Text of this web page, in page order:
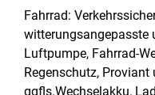
Fahrrad:
witterungsangepasste
Luftpumpe, Fahrrad-
Regenschutz, Proviant
ggfls.Wechselakku,